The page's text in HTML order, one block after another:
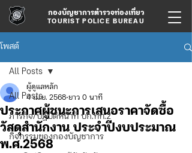
กองบัญชาการตำรวจท่องเที่ยว
TOURIST POLICE BUREAU
โพสต์
All Posts
ภารกิจ/ปฏิบัติหน้าที่ บก.ทท.2
กิจกรรมของกองบัญชาการ
All Posts
ประกาศผู้ชนะการเสนอราคาจัดซื้อ
วัสดุสำนักงาน ประจำปีงบประมาณ
พ.ศ.2568
ผู้ดูแลหลัก
4 เม.ย. 2568 ยาว 0 นาที